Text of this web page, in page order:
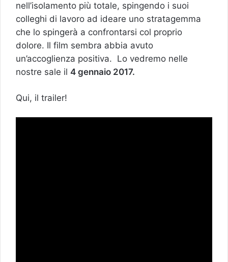
nell’isolamento più totale, spingendo i suoi
colleghi di lavoro ad ideare uno stratagemma
che lo spingerà a confrontarsi col proprio
dolore. Il film sembra abbia avuto
un’accoglienza positiva. Lo vedremo nelle
nostre sale il 4 gennaio 2017.
Qui, il trailer!